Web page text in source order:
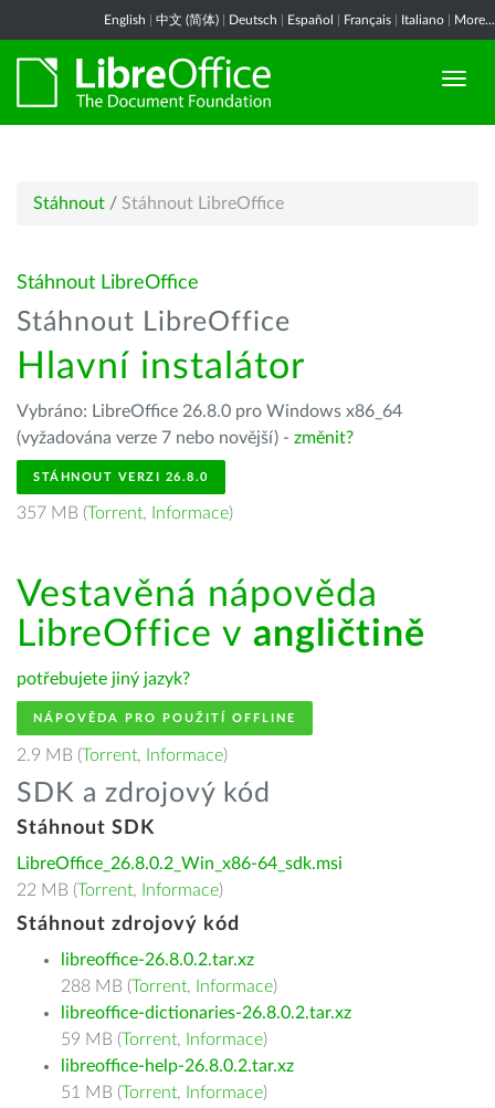
English 中文 (简体) Deutsch Español Français Italiano More...
Stáhnout / Stáhnout LibreOffice
Stáhnout LibreOffice
Stáhnout LibreOffice
Hlavní instalátor
Vybráno: LibreOffice 26.8.0 pro Windows x86_64
(vyžadována verze 7 nebo novější) - změnit?
STÁHNOUT VERZI 26.8.0
357 MB (Torrent, Informace)
Vestavěná nápověda
LibreOffice v angličtině
potřebujete jiný jazyk?
NÁPOVĚDA PRO POUŽITÍ OFFLINE
2.9 MB (Torrent, Informace)
SDK a zdrojový kód
Stáhnout SDK
LibreOffice_26.8.0.2_Win_x86-64_sdk.msi
22 MB (Torrent, Informace)
Stáhnout zdrojový kód
libreoffice-26.8.0.2.tar.xz
288 MB (Torrent, Informace)
libreoffice-dictionaries-26.8.0.2.tar.xz
59 MB (Torrent, Informace)
libreoffice-help-26.8.0.2.tar.xz
51 MB (Torrent, Informace)